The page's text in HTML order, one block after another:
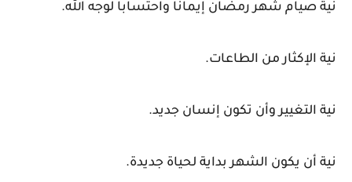
نية صيام شهر رمضان إيمانا واحتسابا لوجه الله.
نية الإكثار من الطاعات.
نية التغيير وأن تكون إنسان جديد.
نية أن يكون الشهر بداية لحياة جديدة.